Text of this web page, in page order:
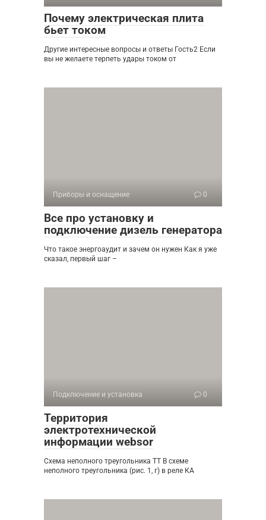
Почему электрическая плита
бьет током
Другие интересные вопросы и ответы Гость2 Если
вы не желаете терпеть удары током от
Приборы и оснащение 0
Все про установку и
подключение дизель генератора
Что такое энергоаудит и зачем он нужен Как я уже
сказал, первый шаг –
Подключение и установка 0
Территория
электротехнической
информации websor
Схема неполного треугольника ТТ В схеме
неполного треугольника (рис. 1, г) в реле КА